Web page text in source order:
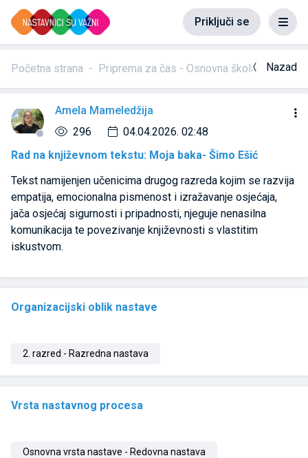
Priključi se
Početna strana Priprema za čas - Osnovna škola Rad na
Nazad
Amela Mameledžija
296
04.04.2026. 02:48
Rad na književnom tekstu: Moja baka- Šimo Ešić
Tekst namijenjen učenicima drugog razreda kojim se razvija
empatija, emocionalna pismenost i izražavanje osjećaja,
jača osjećaj sigurnosti i pripadnosti, njeguje nenasilna
komunikacija te povezivanje književnosti s vlastitim
iskustvom.
Organizacijski oblik nastave
2. razred - Razredna nastava
Vrsta nastavnog procesa
Osnovna vrsta nastave - Redovna nastava